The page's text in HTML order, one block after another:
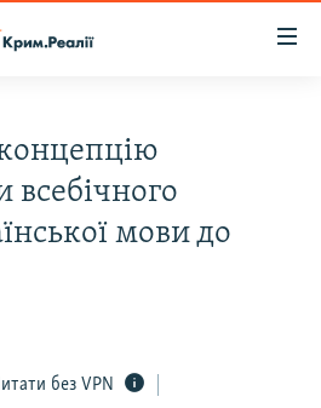
мови до
без VPN